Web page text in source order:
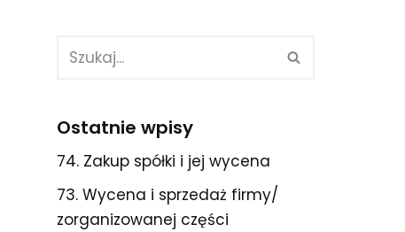
Ostatnie wpisy
74. Zakup spółki i jej wycena
73. Wycena i sprzedaż firmy/
zorganizowanej części